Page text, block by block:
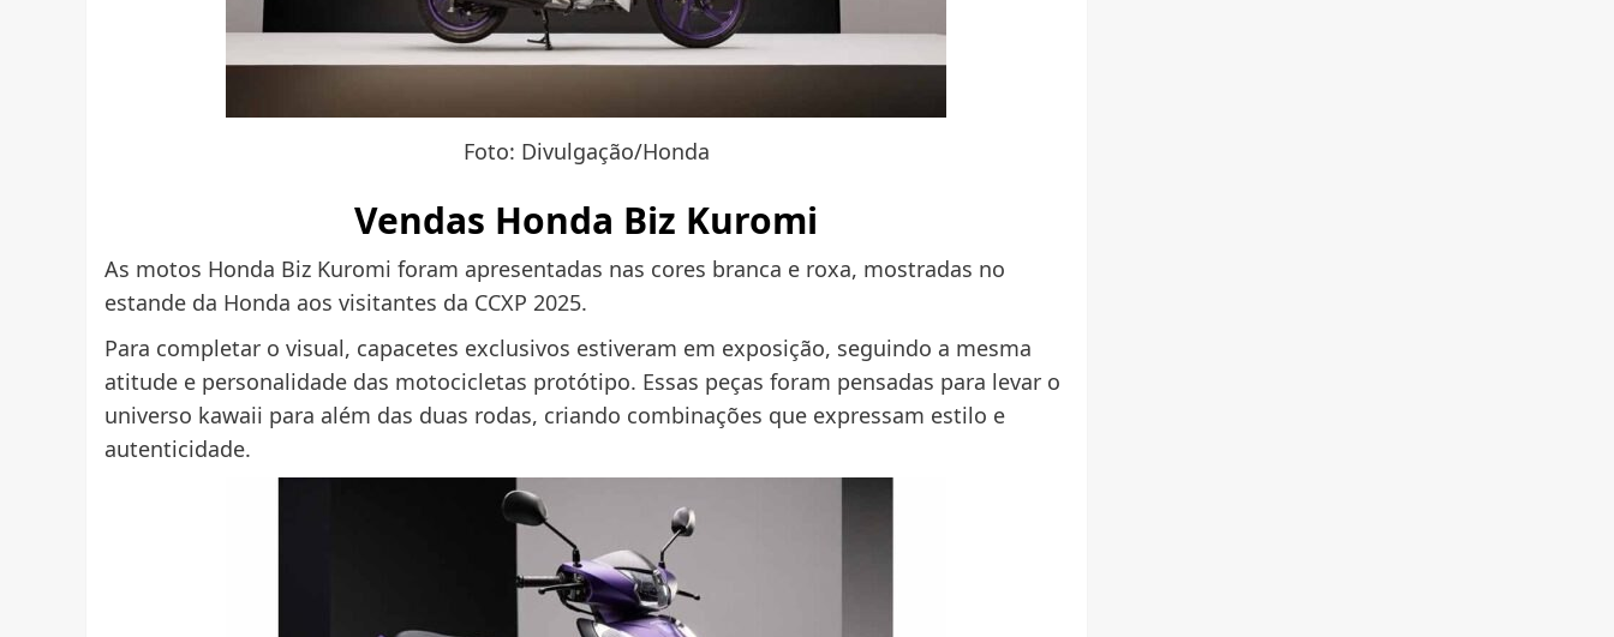
Foto: Divulgação/Honda
Vendas Honda Biz Kuromi
As motos Honda Biz Kuromi foram apresentadas nas cores branca e roxa, mostradas no
estande da Honda aos visitantes da CCXP 2025.
Para completar o visual, capacetes exclusivos estiveram em exposição, seguindo a mesma
atitude e personalidade das motocicletas protótipo. Essas peças foram pensadas para levar o
universo kawaii para além das duas rodas, criando combinações que expressam estilo e
autenticidade.